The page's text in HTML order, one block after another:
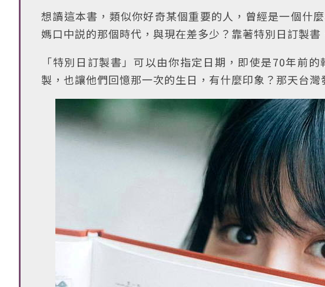
想讀這本書，類似你好奇某個重要的人，曾經是一個什
媽口中説的那個時代，與現在差多少？靠著特別日訂製書
「特別日訂製書」可以由你指定日期，即使是70年前
製，也讓他們回憶那一次的生日，有什麼印象？那天台灣